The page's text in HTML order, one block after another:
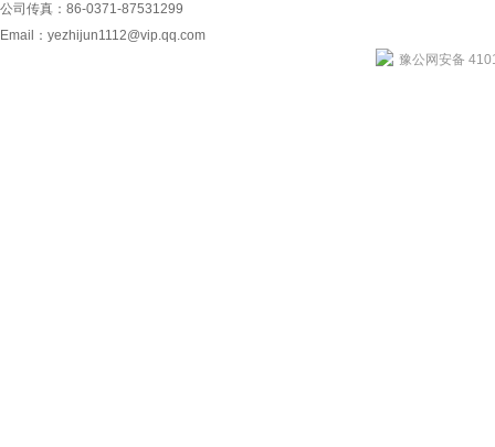
公司传真：86-0371-87531299
Email： yezhijun1112@vip.qq.com
豫公网安备